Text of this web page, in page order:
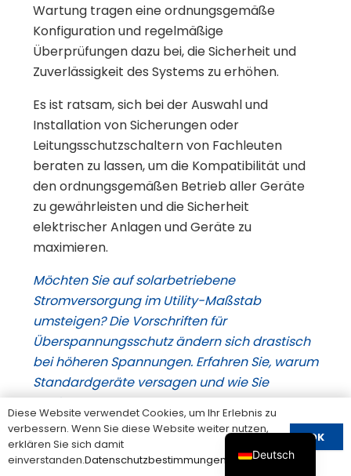
Wartung tragen eine ordnungsgemäße
Konfiguration und regelmäßige
Überprüfungen dazu bei, die Sicherheit und
Zuverlässigkeit des Systems zu erhöhen.
Es ist ratsam, sich bei der Auswahl und
Installation von Sicherungen oder
Leitungsschutzschaltern von Fachleuten
beraten zu lassen, um die Kompatibilität und
den ordnungsgemäßen Betrieb aller Geräte
zu gewährleisten und die Sicherheit
elektrischer Anlagen und Geräte zu
maximieren.
Möchten Sie auf solarbetriebene
Stromversorgung im Utility-Maßstab
umsteigen? Die Vorschriften für
Überspannungsschutz ändern sich drastisch
bei höheren Spannungen. Erfahren Sie, warum
Standardgeräte versagen und wie Sie
geeignete 1500V DC
Überspannungsschutzgeräte für maximale
Sicherheit auswählen.
Diese Website verwendet Cookies, um Ihr Erlebnis zu
verbessern. Wenn Sie diese Website weiter nutzen,
erklären Sie sich damit
einverstanden.Datenschutzbestimmungen
OK
Deutsch